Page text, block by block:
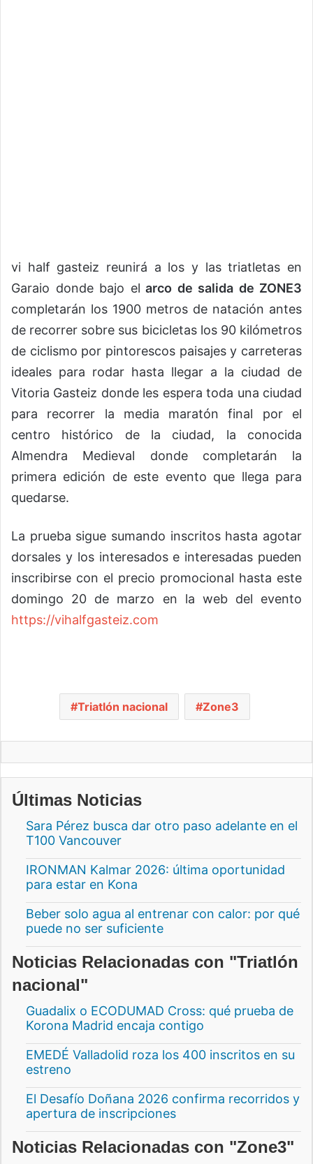
vi half gasteiz reunirá a los y las triatletas en
Garaio donde bajo el arco de salida de ZONE3
completarán los 1900 metros de natación antes
de recorrer sobre sus bicicletas los 90 kilómetros
de ciclismo por pintorescos paisajes y carreteras
ideales para rodar hasta llegar a la ciudad de
Vitoria Gasteiz donde les espera toda una ciudad
para recorrer la media maratón final por el
centro histórico de la ciudad, la conocida
Almendra Medieval donde completarán la
primera edición de este evento que llega para
quedarse.
La prueba sigue sumando inscritos hasta agotar
dorsales y los interesados e interesadas pueden
inscribirse con el precio promocional hasta este
domingo 20 de marzo en la web del evento
https://vihalfgasteiz.com
Triatlón nacional Zone3
Últimas Noticias
Sara Pérez busca dar otro paso adelante en el
T100 Vancouver
IRONMAN Kalmar 2026: última oportunidad
para estar en Kona
Beber solo agua al entrenar con calor: por qué
puede no ser suficiente
Noticias Relacionadas con "Triatlón
nacional"
Guadalix o ECODUMAD Cross: qué prueba de
Korona Madrid encaja contigo
EMEDÉ Valladolid roza los 400 inscritos en su
estreno
El Desafío Doñana 2026 confirma recorridos y
apertura de inscripciones
Noticias Relacionadas con "Zone3"